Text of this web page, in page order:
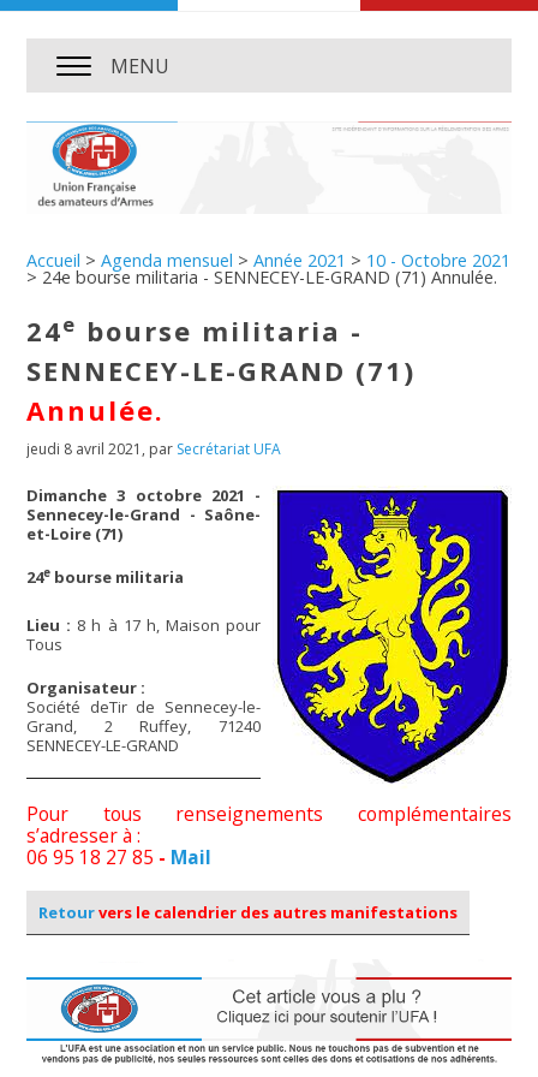
MENU
Accueil >Agenda mensuel >Année 2021 > 10 - Octobre 2021
> 24e bourse militaria - SENNECEY-LE-GRAND (71) Annulée.
24e bourse militaria -
SENNECEY-LE-GRAND (71)
Annulée.
jeudi 8 avril 2021, par Secrétariat UFA
Dimanche 3 octobre 2021 -
Sennecey-le-Grand - Saône-
et-Loire (71)
24e bourse militaria
Lieu : 8 h à 17 h, Maison pour
Tous
Organisateur :
Société deTir de Sennecey-le-
Grand, 2 Ruffey, 71240
SENNECEY-LE-GRAND
Pour tous renseignements complémentaires
s’adresser à :
06 95 18 27 85 - Mail
Retourvers le calendrier des autres manifestations